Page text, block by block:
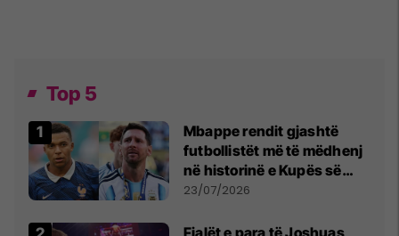
Top 5
Mbappe rendit gjashtë
futbollistët më të mëdhenj
në historinë e Kupës së
Botës, Messi mbetet i dyti
23/07/2026
Fjalët e para të Joshuas